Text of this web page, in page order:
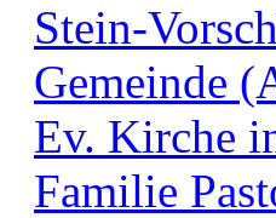
Stein-
Gemeinde
Ev. Kirche
Familie